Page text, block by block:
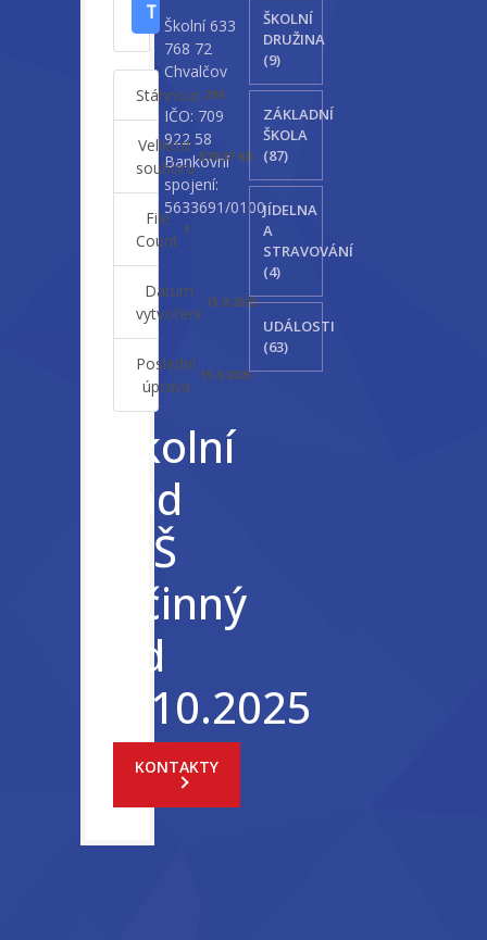
T
Stáhnout 200
Velikost
souboru
579.37 KB
File
Count
1
Datum
vytvoření
15.9.2025
Poslední
úprava
15.9.2025
Školní
řád
MŠ
účinný
od
1.10.2025
KONTAKTY
Školní 633
768 72
Chvalčov
IČO: 709
922 58
Bankovní
spojení:
5633691/0100
ŠKOLNÍ
DRUŽINA
(9)
ZÁKLADNÍ
ŠKOLA
(87)
JÍDELNA
A
STRAVOVÁNÍ
(4)
UDÁLOSTI
(63)